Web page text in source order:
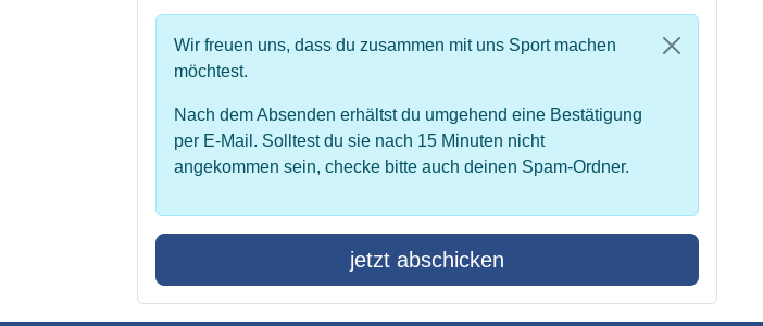
Wir freuen uns, dass du zusammen mit uns Sport machen
möchtest.
Nach dem Absenden erhältst du umgehend eine Bestätigung
per E-Mail. Solltest du sie nach 15 Minuten nicht
angekommen sein, checke bitte auch deinen Spam-Ordner.
jetzt abschicken